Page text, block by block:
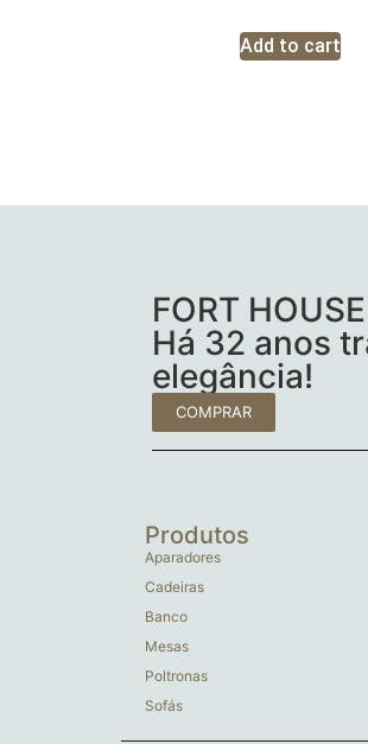
Add to cart
FORT HOUSE
Há 32 anos
elegância!
COMPRAR
Produtos
Aparadores
Cadeiras
Banco
Mesas
Poltronas
Sofás